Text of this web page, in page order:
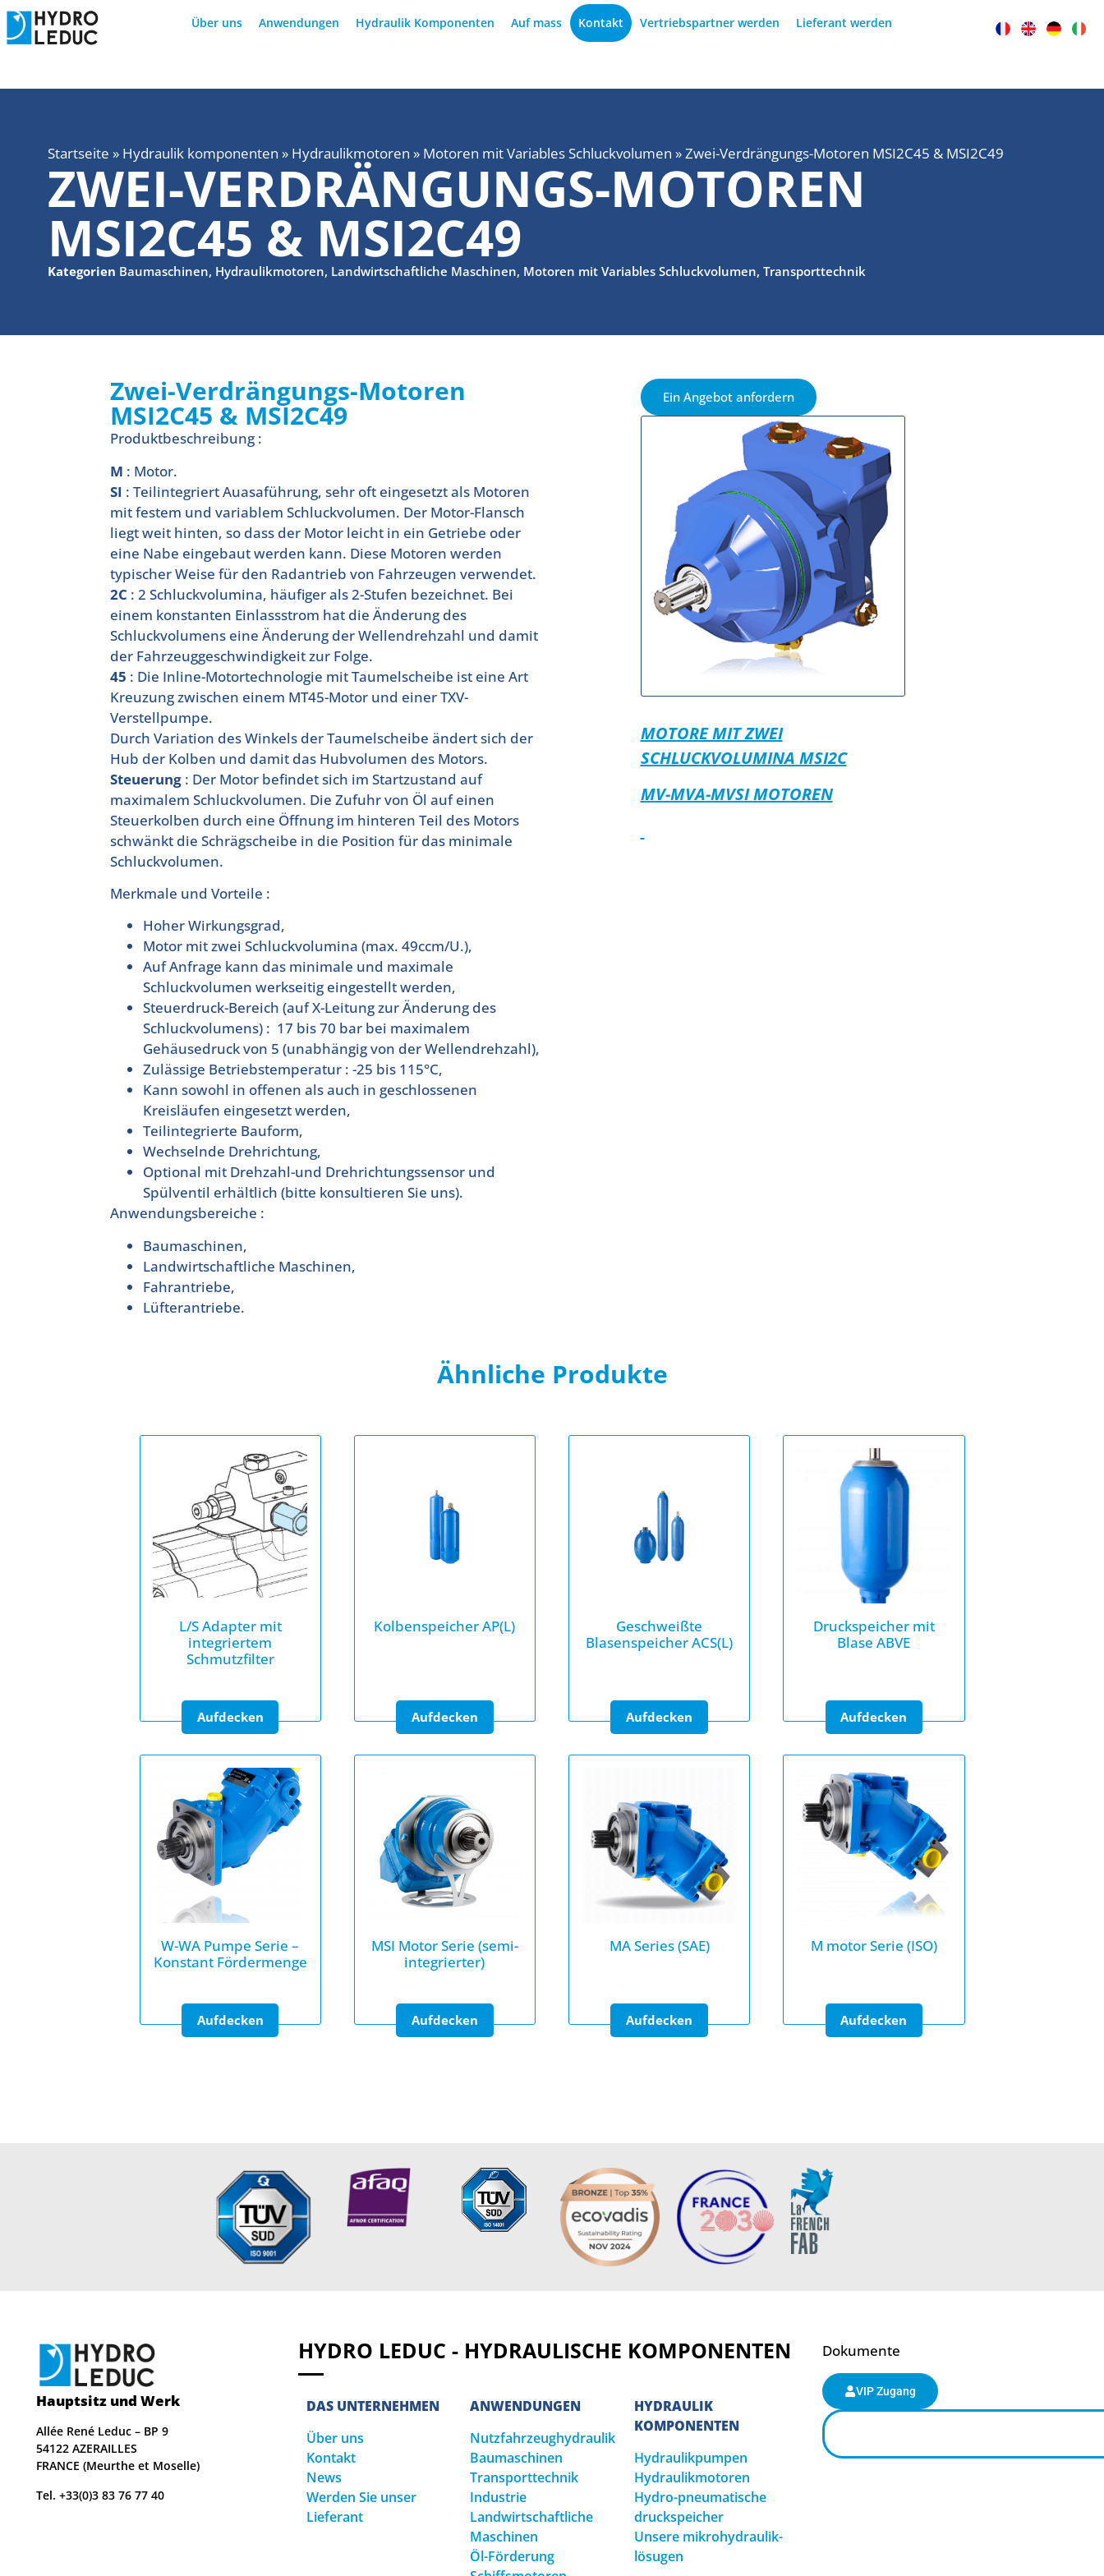
Über uns Anwendungen Hydraulik Komponenten Auf mass Kontakt Vertriebspartner werden Lieferant werden
Startseite » Hydraulik komponenten » Hydraulikmotoren » Motoren mit Variables Schluckvolumen »Zwei-Verdrängungs-Motoren MSI2C45 & MSI2C49
ZWEI-VERDRÄNGUNGS-MOTOREN
MSI2C45 & MSI2C49
Kategorien Baumaschinen, Hydraulikmotoren, Landwirtschaftliche Maschinen, Motoren mit Variables Schluckvolumen, Transporttechnik
Zwei-Verdrängungs-Motoren
MSI2C45 & MSI2C49
Produktbeschreibung :
M : Motor.
SI : Teilintegriert Auasaführung, sehr oft eingesetzt als Motoren
mit festem und variablem Schluckvolumen. Der Motor-Flansch
liegt weit hinten, so dass der Motor leicht in ein Getriebe oder
eine Nabe eingebaut werden kann. Diese Motoren werden
typischer Weise für den Radantrieb von Fahrzeugen verwendet.
2C : 2 Schluckvolumina, häufiger als 2-Stufen bezeichnet. Bei
einem konstanten Einlassstrom hat die Änderung des
Schluckvolumens eine Änderung der Wellendrehzahl und damit
der Fahrzeuggeschwindigkeit zur Folge.
45 : Die Inline-Motortechnologie mit Taumelscheibe ist eine Art
Kreuzung zwischen einem MT45-Motor und einer TXV-
Verstellpumpe.
Durch Variation des Winkels der Taumelscheibe ändert sich der
Hub der Kolben und damit das Hubvolumen des Motors.
Steuerung : Der Motor befindet sich im Startzustand auf
maximalem Schluckvolumen. Die Zufuhr von Öl auf einen
Steuerkolben durch eine Öffnung im hinteren Teil des Motors
schwänkt die Schrägscheibe in die Position für das minimale
Schluckvolumen.
Merkmale und Vorteile :
Hoher Wirkungsgrad,
Motor mit zwei Schluckvolumina (max. 49ccm/U.),
Auf Anfrage kann das minimale und maximale
Schluckvolumen werkseitig eingestellt werden,
Steuerdruck-Bereich (auf X-Leitung zur Änderung des
Schluckvolumens) : 17 bis 70 bar bei maximalem
Gehäusedruck von 5 (unabhängig von der Wellendrehzahl),
Zulässige Betriebstemperatur : -25 bis 115°C,
Kann sowohl in offenen als auch in geschlossenen
Kreisläufen eingesetzt werden,
Teilintegrierte Bauform,
Wechselnde Drehrichtung,
Optional mit Drehzahl-und Drehrichtungssensor und
Spülventil erhältlich (bitte konsultieren Sie uns).
Anwendungsbereiche :
Baumaschinen,
Landwirtschaftliche Maschinen,
Fahrantriebe,
Lüfterantriebe.
Ein Angebot anfordern
MOTORE MIT ZWEI
SCHLUCKVOLUMINA MSI2C
MV-MVA-MVSI MOTOREN
Ähnliche Produkte
L/S Adapter mit
integriertem
Schmutzfilter
Kolbenspeicher AP(L)
Geschweißte
Blasenspeicher ACS(L)
Druckspeicher mit
Blase ABVE
W-WA Pumpe Serie –
Konstant Fördermenge
MSI Motor Serie (semi-
integrierter)
MA Series (SAE) M motor Serie (ISO)
Hauptsitz und Werk
Allée René Leduc – BP 9
54122 AZERAILLES
FRANCE (Meurthe et Moselle)
Tel. +33(0)3 83 76 77 40
HYDRO LEDUC - HYDRAULISCHE KOMPONENTEN
DAS UNTERNEHMEN
Über uns
Kontakt
News
Werden Sie unser
Lieferant
ANWENDUNGEN
Nutzfahrzeughydraulik
Baumaschinen
Transporttechnik
Industrie
Landwirtschaftliche
Maschinen
Öl-Förderung
HYDRAULIK
KOMPONENTEN
Hydraulikpumpen
Hydraulikmotoren
Hydro-pneumatische
druckspeicher
Unsere mikrohydraulik-
lösugen
Dokumente
VIP Zugang